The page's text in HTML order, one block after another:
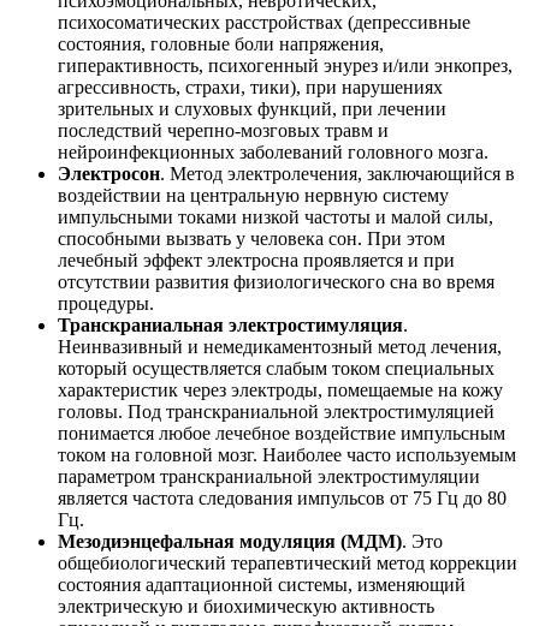
психосоматических расстройствах (депрессивные
состояния, головные боли напряжения,
гиперактивность, психогенный энурез и/или энкопрез,
агрессивность, страхи, тики), при нарушениях
зрительных и слуховых функций, при лечении
последствий черепно-мозговых травм и
нейроинфекционных заболеваний головного мозга.
Электросон. Метод электролечения, заключающийся в
воздействии на центральную нервную систему
импульсными токами низкой частоты и малой силы,
способными вызвать у человека сон. При этом
лечебный эффект электросна проявляется и при
отсутствии развития физиологического сна во время
процедуры.
Транскраниальная электростимуляция.
Неинвазивный и немедикаментозный метод лечения,
который осуществляется слабым током специальных
характеристик через электроды, помещаемые на кожу
головы. Под транскраниальной электростимуляцией
понимается любое лечебное воздействие импульсным
током на головной мозг. Наиболее часто используемым
параметром транскраниальной электростимуляции
является частота следования импульсов от 75 Гц до 80
Гц.
Мезодиэнцефальная модуляция (МДМ). Это
общебиологический терапевтический метод коррекции
состояния адаптационной системы, изменяющий
электрическую и биохимическую активность